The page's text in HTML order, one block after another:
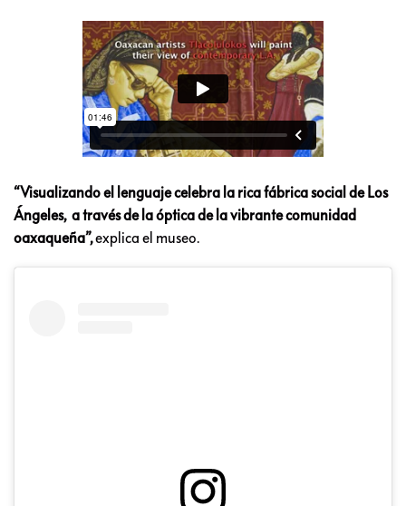
“Visualizando el lenguaje celebra la rica fábrica social de Los
Ángeles, a través de la óptica de la vibrante comunidad
oaxaqueña”,explica el museo.